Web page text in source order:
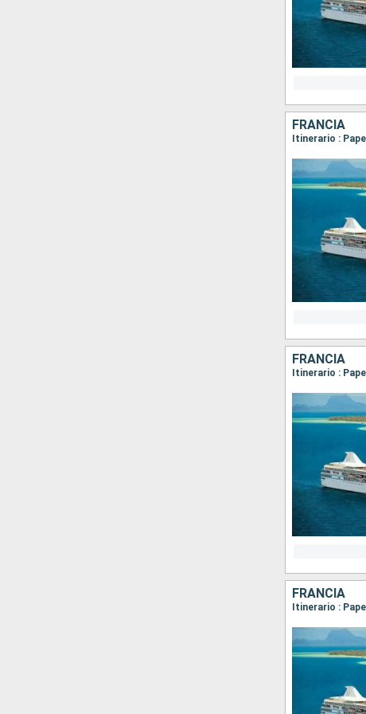
FRANCIA
FRANCIA
FRANCIA